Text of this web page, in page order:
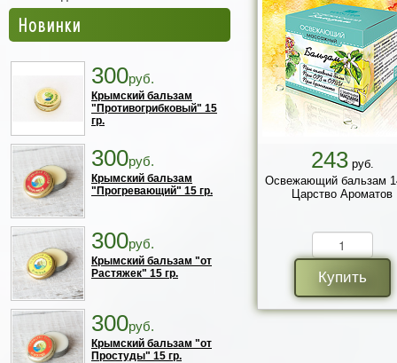
Новинки
300руб.
Крымский бальзам
"Противогрибковый" 15
гр.
300руб.
Крымский бальзам
"Прогревающий" 15 гр.
300руб.
Крымский бальзам "от
Растяжек" 15 гр.
300руб.
Крымский бальзам "от
Простуды" 15 гр.
243руб.
Освежающий бальзам
Царство Ароматов
Купить